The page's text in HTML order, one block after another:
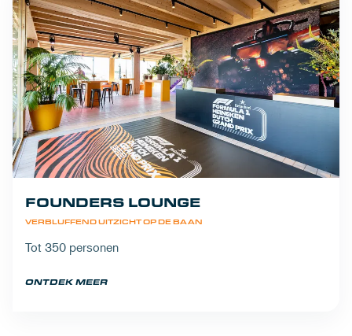
VERBLUFFEND UITZICHT OP DE BAAN
FOUNDERS LOUNGE
Tot 350 personen
ONTDEK MEER